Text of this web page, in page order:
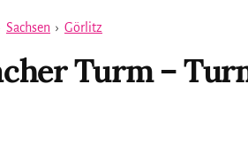
Sachsen › Görlitz
Turm –